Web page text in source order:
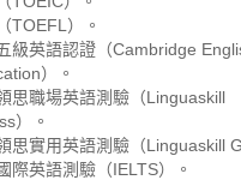
TOEFL）。
級英語認證（Cambridge
）。
思職場英語測驗（Linguaskill
）。
思實用英語測驗（Linguaskill
際英語測驗（IELTS）。